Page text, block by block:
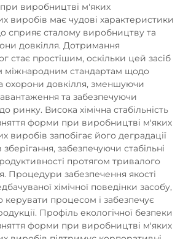
виробництві м'яких
виробів має чудові характеристики
сприяє сталому виробництву та
довкілля. Дотримання
стає простішим, оскільки цей засіб
міжнародним стандартам щодо
охорони довкілля, зменшуючи
та забезпечуючи
ринку. Висока хімічна стабільність
форми при виробництві м'яких
виробів запобігає його деградації
забезпечуючи стабільні
протягом тривалого
Процедури забезпечення якості
хімічної поведінки засобу,
керувати процесом і забезпечує
Профіль екологічної безпеки
форми при виробництві м'яких